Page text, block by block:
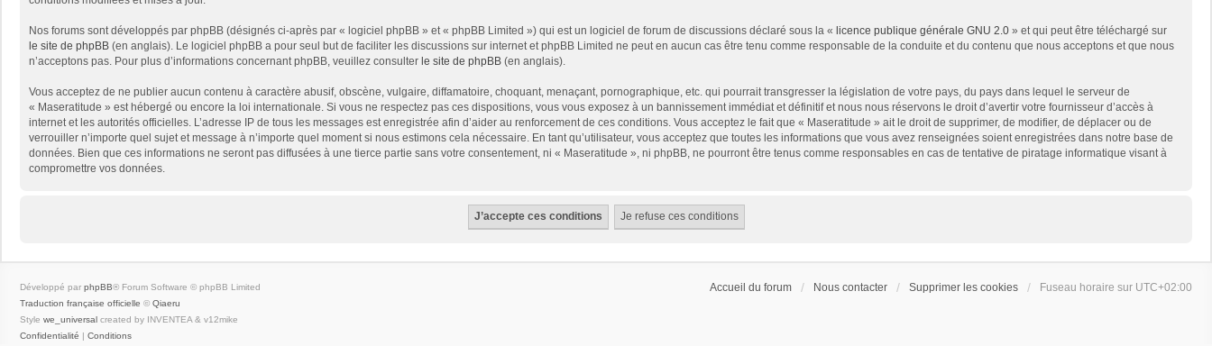
Nos forums sont développés par phpBB (désignés ci-après par « logiciel phpBB » et « phpBB Limited ») qui est un logiciel de forum de discussions déclaré sous la « licence publique générale GNU 2.0 » et qui peut être téléchargé sur
le site de phpBB (en anglais). Le logiciel phpBB a pour seul but de faciliter les discussions sur internet et phpBB Limited ne peut en aucun cas être tenu comme responsable de la conduite et du contenu que nous acceptons et que nous
n’acceptons pas. Pour plus d’informations concernant phpBB, veuillez consulter le site de phpBB (en anglais).
Vous acceptez de ne publier aucun contenu à caractère abusif, obscène, vulgaire, diffamatoire, choquant, menaçant, pornographique, etc. qui pourrait transgresser la législation de votre pays, du pays dans lequel le serveur de
« Maseratitude » est hébergé ou encore la loi internationale. Si vous ne respectez pas ces dispositions, vous vous exposez à un bannissement immédiat et définitif et nous nous réservons le droit d’avertir votre fournisseur d’accès à
internet et les autorités officielles. L’adresse IP de tous les messages est enregistrée afin d’aider au renforcement de ces conditions. Vous acceptez le fait que « Maseratitude » ait le droit de supprimer, de modifier, de déplacer ou de
verrouiller n’importe quel sujet et message à n’importe quel moment si nous estimons cela nécessaire. En tant qu’utilisateur, vous acceptez que toutes les informations que vous avez renseignées soient enregistrées dans notre base de
données. Bien que ces informations ne seront pas diffusées à une tierce partie sans votre consentement, ni « Maseratitude », ni phpBB, ne pourront être tenus comme responsables en cas de tentative de piratage informatique visant à
compromettre vos données.
Accueil du forum Nous contacter Supprimer les cookies Fuseau horaire sur UTC+02:00
Développé par phpBB® Forum Software © phpBB Limited
Traduction française officielle © Qiaeru
Style we_universal created by INVENTEA & v12mike
Confidentialité | Conditions